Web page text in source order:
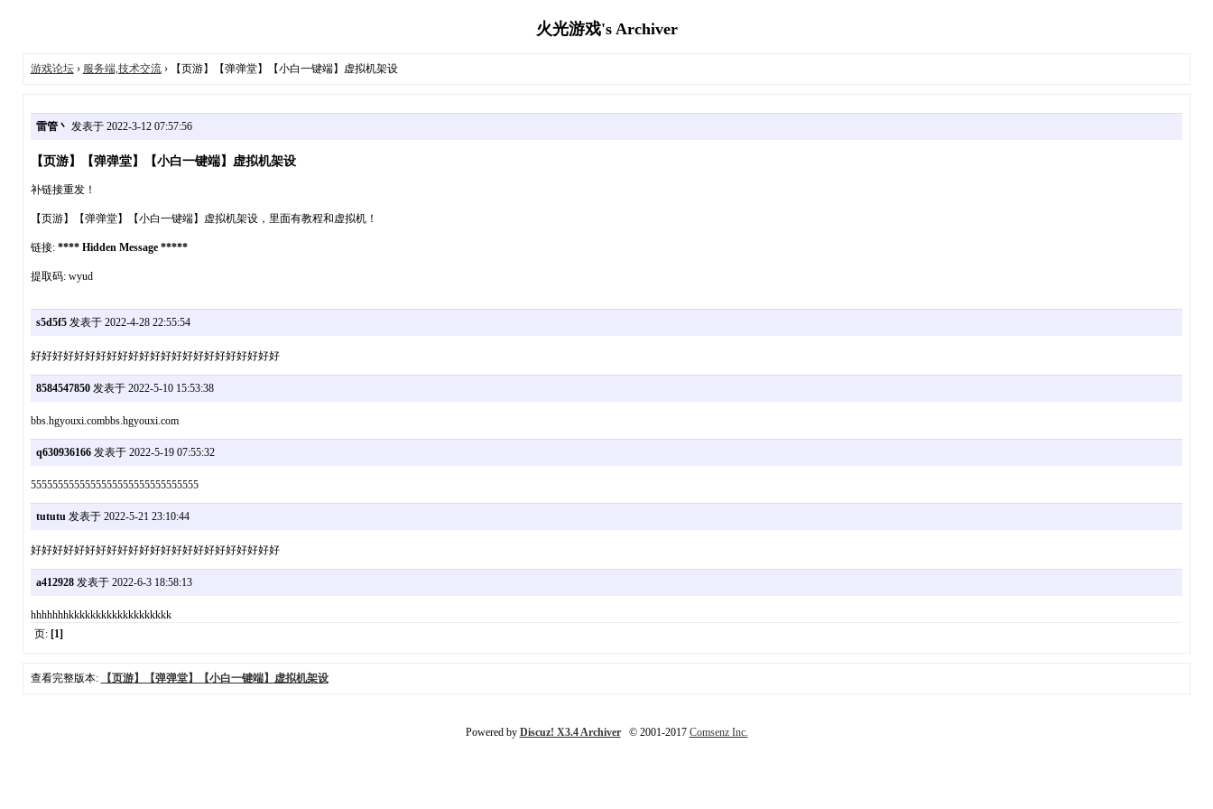
火光游戏's Archiver
游戏论坛› 服务端,技术交流› 【页游】【弹弹堂】【小白一键端】虚拟机架设
雷管丶 发表于 2022-3-12 07:57:56
【页游】【弹弹堂】【小白一键端】虚拟机架设
补链接重发！
【页游】【弹弹堂】【小白一键端】虚拟机架设，里面有教程和虚拟机！
链接: **** Hidden Message *****
提取码: wyud
s5d5f5发表于 2022-4-28 22:55:54
好好好好好好好好好好好好好好好好好好好好好好好
8584547850发表于 2022-5-10 15:53:38
bbs.hgyouxi.combbs.hgyouxi.com
q630936166发表于 2022-5-19 07:55:32
5555555555555555555555555555555
tututu发表于 2022-5-21 23:10:44
好好好好好好好好好好好好好好好好好好好好好好好
a412928发表于 2022-6-3 18:58:13
hhhhhhhkkkkkkkkkkkkkkkkkkk
页: [1]
查看完整版本: 【页游】【弹弹堂】【小白一键端】虚拟机架设
Powered by Discuz! X3.4 Archiver© 2001-2017 Comsenz Inc.